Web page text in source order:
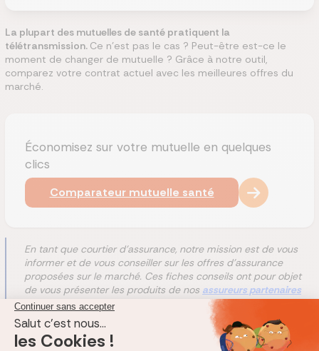
La plupart des mutuelles de santé pratiquent la
télétransmission. Ce n'est pas le cas ? Peut-être est-ce le
moment de changer de mutuelle ? Grâce à notre outil,
comparez votre contrat actuel avec les meilleures offres du
marché.
Économisez sur votre mutuelle en quelques
clics
Comparateur mutuelle santé
En tant que courtier d'assurance, notre mission est de vous
informer et de vous conseiller sur les offres d'assurance
proposées sur le marché. Ces fiches conseils ont pour objet
de vous présenter les produits de nos assureurs partenaires
comme ceux avec lesquels nous n'entretenons pas de
liens. Ces fiches vous donnent notre analyse objective sur les
contrats d'assurance mais aussi des informations sur les
formalités d'adhésion.